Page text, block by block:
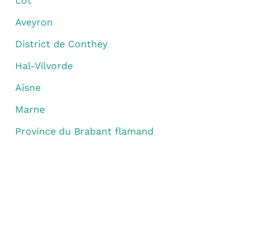
Aveyron
District de Conthey
Hal-Vilvorde
Aisne
Marne
Province du Brabant flamand